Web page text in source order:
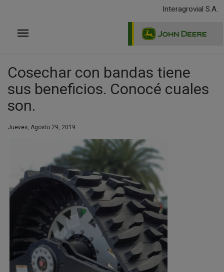
principal
Interagrovial S.A.
Cosechar con bandas tiene
sus beneficios. Conocé cuales
son.
Jueves, Agosto 29, 2019